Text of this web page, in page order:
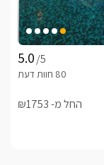
/5
החל מ- ₪1753